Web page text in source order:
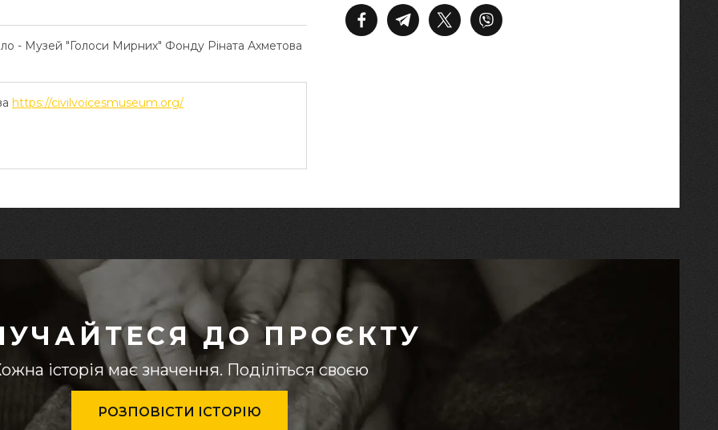
- Музей "Голоси Мирних" Фонду Ріната Ахметова
https://civilvoicesmuseum.org/
ДО ПРОЄКТУ
історія має значення. Поділіться своєю
РОЗПОВІСТИ ІСТОРІЮ